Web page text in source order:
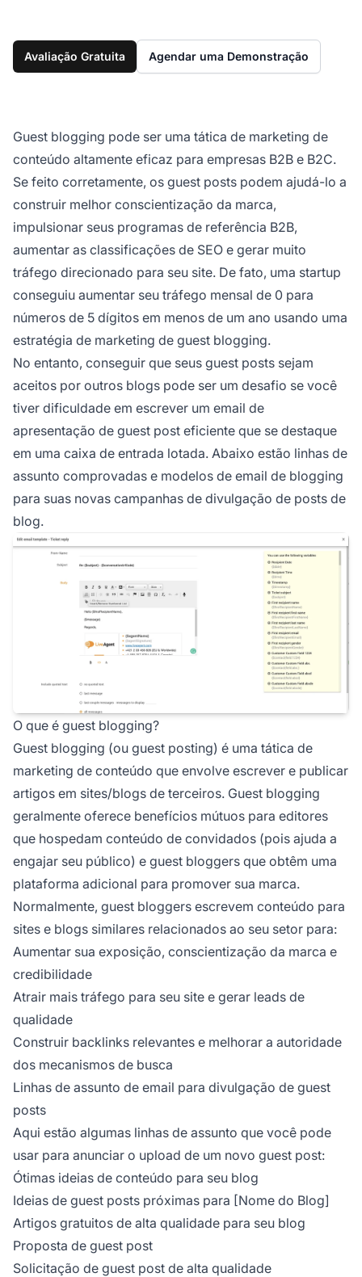
Avaliação Gratuita Agendar uma Demonstração
Guest blogging pode ser uma tática de marketing de
conteúdo altamente eficaz para empresas B2B e B2C.
Se feito corretamente, os guest posts podem ajudá-lo a
construir melhor conscientização da marca,
impulsionar seus programas de referência B2B,
aumentar as classificações de SEO e gerar muito
tráfego direcionado para seu site. De fato, uma startup
conseguiu aumentar seu tráfego mensal de 0 para
números de 5 dígitos em menos de um ano usando uma
estratégia de marketing de guest blogging.
No entanto, conseguir que seus guest posts sejam
aceitos por outros blogs pode ser um desafio se você
tiver dificuldade em escrever um email de
apresentação de guest post eficiente que se destaque
em uma caixa de entrada lotada. Abaixo estão linhas de
assunto comprovadas e modelos de email de blogging
para suas novas campanhas de divulgação de posts de
blog.
O que é guest blogging?
Guest blogging (ou guest posting) é uma tática de
marketing de conteúdo que envolve escrever e publicar
artigos em sites/blogs de terceiros. Guest blogging
geralmente oferece benefícios mútuos para editores
que hospedam conteúdo de convidados (pois ajuda a
engajar seu público) e guest bloggers que obtêm uma
plataforma adicional para promover sua marca.
Normalmente, guest bloggers escrevem conteúdo para
sites e blogs similares relacionados ao seu setor para:
Aumentar sua exposição, conscientização da marca e
credibilidade
Atrair mais tráfego para seu site e gerar leads de
qualidade
Construir backlinks relevantes e melhorar a autoridade
dos mecanismos de busca
Linhas de assunto de email para divulgação de guest
posts
Aqui estão algumas linhas de assunto que você pode
usar para anunciar o upload de um novo guest post:
Ótimas ideias de conteúdo para seu blog
Ideias de guest posts próximas para [Nome do Blog]
Artigos gratuitos de alta qualidade para seu blog
Proposta de guest post
Solicitação de guest post de alta qualidade